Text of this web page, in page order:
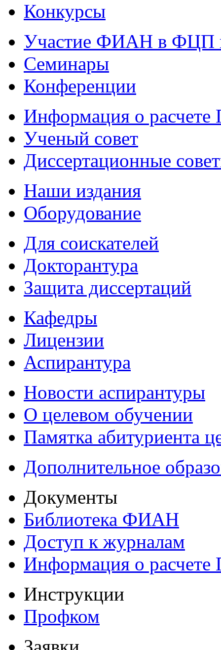
Конкурсы
Участие ФИАН в ФЦП
Семинары
Конференции
Информация о
Ученый совет
Диссертационные
Наши издания
Оборудование
Для соискателей
Докторантура
Защита диссертаций
Кафедры
Лицензии
Аспирантура
Новости аспирантуры
О целевом обучении
Памятка абитуриента
Дополнительное
Документы
Библиотека ФИАН
Доступ к журналам
Информация о
Инструкции
Профком